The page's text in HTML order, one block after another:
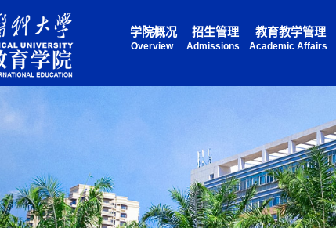
学院概况
Overview
招生管理
Admissions
教育教学管理
Academic Affairs